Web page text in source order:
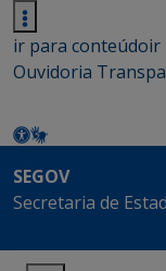
ir para conteúdoir
Ouvidoria
SEGOV
Secretaria de